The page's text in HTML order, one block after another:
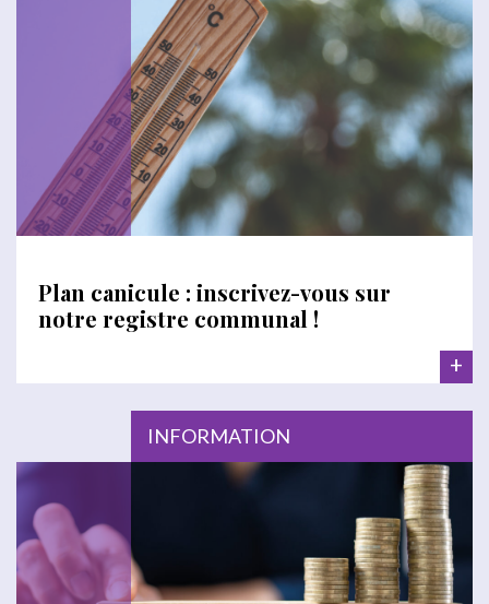
Plan canicule : inscrivez-vous sur
notre registre communal !
+
INFORMATION